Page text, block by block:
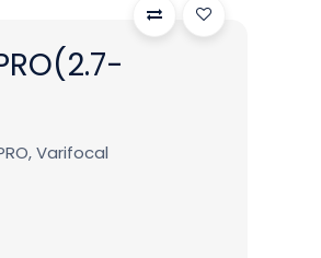
Varifocal